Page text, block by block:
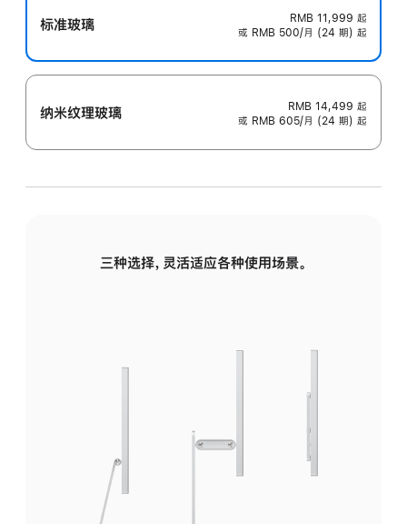
标准玻璃 RMB 11,999 起
或 RMB 500/月 (24 期) 起
纳米纹理玻璃 RMB 14,499 起
或 RMB 605/月 (24 期) 起
三种选择，灵活适应各种使用场景。